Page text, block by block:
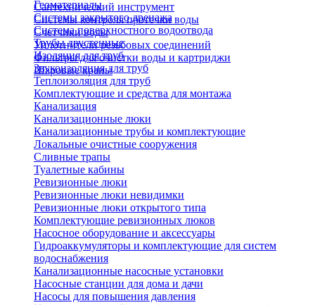
Сантехнический инструмент
Системы контроля протечки воды
Счетчики воды
Уплотнители резьбовых соединений
Фильтры для очистки воды и картриджи
Шаровые краны
Геоматериалы
Системы закрытого дренажа
Система поверхностного водоотвода
Трубы двустенные
Изоляция для труб
Звукоизоляция для труб
Теплоизоляция для труб
Комплектующие и средства для монтажа
Канализация
Канализационные люки
Канализационные трубы и комплектующие
Локальные очистные сооружения
Сливные трапы
Туалетные кабины
Ревизионные люки
Ревизионные люки невидимки
Ревизионные люки открытого типа
Комплектующие ревизионных люков
Насосное оборудование и аксессуары
Гидроаккумуляторы и комплектующие для систем
водоснабжения
Канализационные насосные установки
Насосные станции для дома и дачи
Насосы для повышения давления